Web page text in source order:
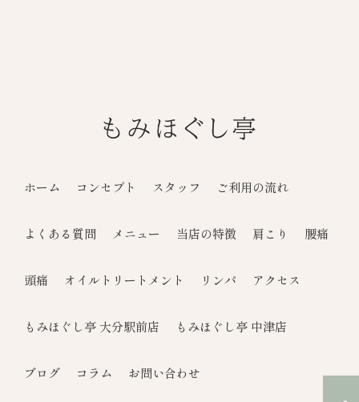
ホーム コンセプト スタッフ ご利用の流れ
よくある質問 メニュー 当店の特徴 肩こり 腰痛
頭痛 オイルトリートメント リンパ アクセス
もみほぐし亭 大分駅前店 もみほぐし亭 中津店
ブログ コラム お問い合わせ